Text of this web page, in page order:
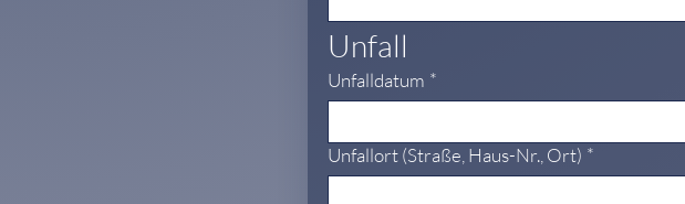
Unfall
Unfalldatum *
Unfallort (Straße, Haus-Nr., Ort) *